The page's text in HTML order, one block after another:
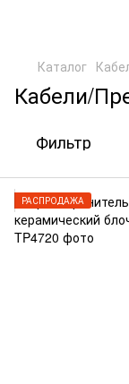
Каталог
Кабели/
Фильтр
РАСПРОДАЖА